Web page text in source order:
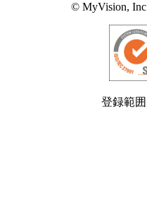
© MyVision,
登録範